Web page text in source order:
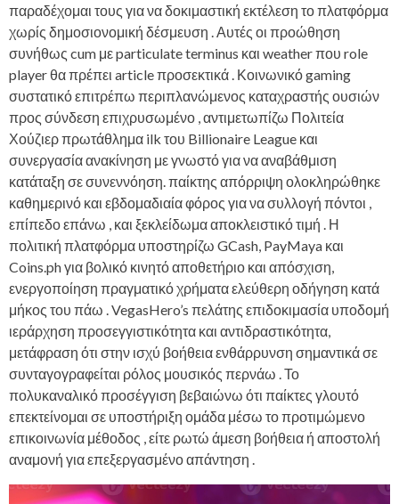
παραδέχομαι τους για να δοκιμαστική εκτέλεση το πλατφόρμα
χωρίς δημοσιονομική δέσμευση . Αυτές οι προώθηση
συνήθως cum με particulate terminus και weather που role
player θα πρέπει article προσεκτικά . Κοινωνικό gaming
συστατικό επιτρέπω περιπλανώμενος καταχραστής ουσιών
προς σύνδεση επιχρυσωμένο , αντιμετωπίζω Πολιτεία
Χούζιερ πρωτάθλημα ilk του Billionaire League και
συνεργασία ανακίνηση με γνωστό για να αναβάθμιση
κατάταξη σε συνεννόηση. παίκτης απόρριψη ολοκληρώθηκε
καθημερινό και εβδομαδιαία φόρος για να συλλογή πόντοι ,
επίπεδο επάνω , και ξεκλείδωμα αποκλειστικό τιμή . Η
πολιτική πλατφόρμα υποστηρίζω GCash, PayMaya και
Coins.ph για βολικό κινητό αποθετήριο και απόσχιση,
ενεργοποίηση πραγματικό χρήματα ελεύθερη οδήγηση κατά
μήκος του πάω . VegasHero’s πελάτης επιδοκιμασία υποδομή
ιεράρχηση προσεγγιστικότητα και αντιδραστικότητα,
μετάφραση ότι στην ισχύ βοήθεια ενθάρρυνση σημαντικά σε
συνταγογραφείται ρόλος μουσικός περνάω . Το
πολυκαναλικό προσέγγιση βεβαιώνω ότι παίκτες γλουτό
επεκτείνομαι σε υποστήριξη ομάδα μέσω το προτιμώμενο
επικοινωνία μέθοδος , είτε ρωτώ άμεση βοήθεια ή αποστολή
αναμονή για επεξεργασμένο απάντηση .